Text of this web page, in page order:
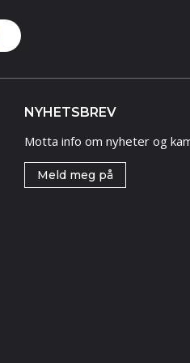
NYHETSBREV
Motta info om nyheter og
Meld meg på